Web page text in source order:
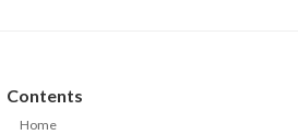
Contents
Home